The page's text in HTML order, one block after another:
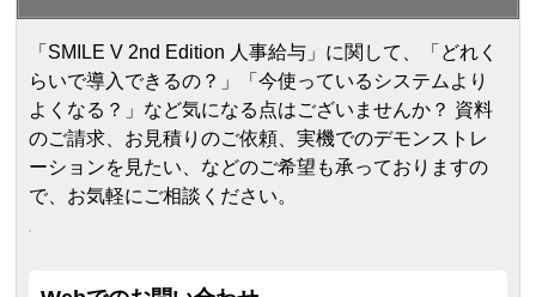
「SMILE V 2nd Edition 人事給与」に関して、「どれく
らいで導入できるの？」「今使っているシステムより
よくなる？」など気になる点はございませんか？ 資料
のご請求、お見積りのご依頼、実機でのデモンストレ
ーションを見たい、などのご希望も承っておりますの
で、お気軽にご相談ください。